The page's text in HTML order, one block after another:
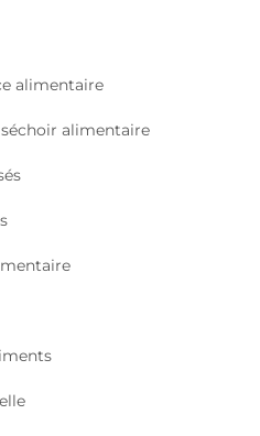
alimentaire
séchoir alimentaire